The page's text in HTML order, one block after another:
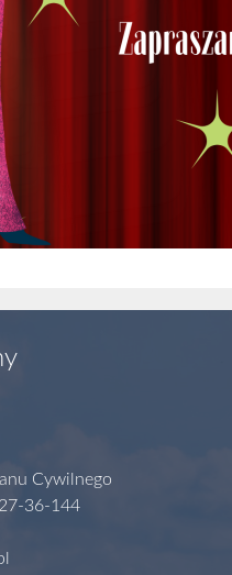
Cywilnego
36-144